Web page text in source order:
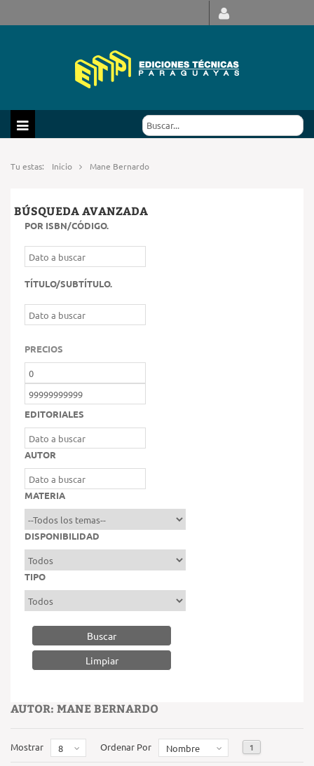
Tu estas: Inicio Mane Bernardo
BÚSQUEDA AVANZADA
POR ISBN/CÓDIGO.
TÍTULO/SUBTÍTULO.
PRECIOS
EDITORIALES
AUTOR
MATERIA
DISPONIBILIDAD
TIPO
Buscar
AUTOR: MANE BERNARDO
Mostrar 8 Ordenar Por Nombre 1